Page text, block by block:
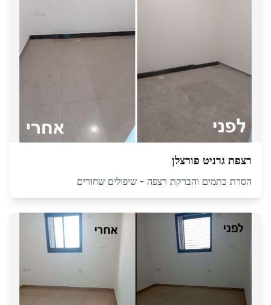
רצפת גרניט פורצלן
הסרת כתמים והברקת רצפה - שיפולים שחורים